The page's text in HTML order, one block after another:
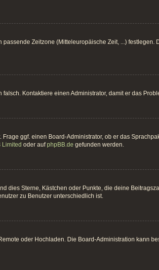
Zeitzone (Mitteleuropäische Zeit, ...) festlegen.
Kontaktiere einen Administrator, damit er das
ggf. einen Board-Administrator, ob er das
Limited oder aufphpBB.de gefunden werden.
dies Sterne, Kästchen oder Punkte, die deine
zu Benutzer unterschiedlich ist.
oder Hochladen. Die Board-Administration kann